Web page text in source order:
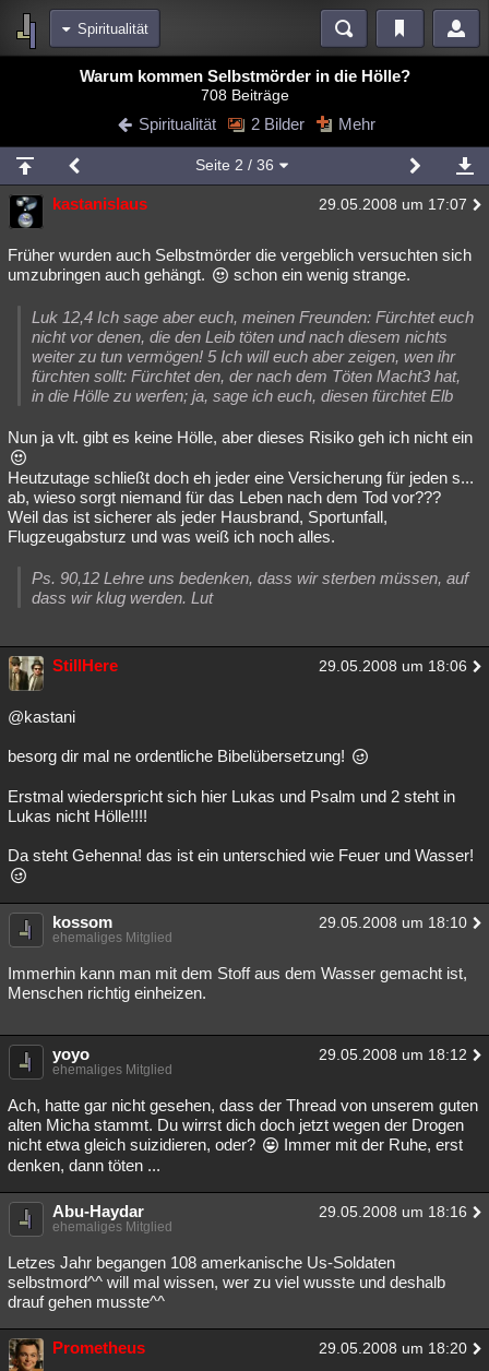
Spiritualität
Blogs Videos
Chat Wiki Neuigkeiten
meine Rubriken
Menschen Wissenschaft Mystery Kriminalfälle
Spiritualität Verschwörungen Technologie Ufologie
weitere Rubriken
Philosophie Träume Orte Esoterik Literatur
Astronomie Helpdesk Gruppen Gaming Filme
Musik Clash Verbesserungen Allmystery English
Übersichten
Besucht Teilgenommen Alle Neue Geschlossen
Warum kommen Selbstmörder in die Hölle?
708 Beiträge
Spiritualität 2 Bilder Mehr
Seite 2 / 36
kastanislaus 29.05.2008 um 17:07
Früher wurden auch Selbstmörder die vergeblich versuchten sich
umzubringen auch gehängt.
schon ein wenig strange.
Luk 12,4 Ich sage aber euch, meinen Freunden: Fürchtet euch
nicht vor denen, die den Leib töten und nach diesem nichts
weiter zu tun vermögen! 5 Ich will euch aber zeigen, wen ihr
fürchten sollt: Fürchtet den, der nach dem Töten Macht3 hat,
in die Hölle zu werfen; ja, sage ich euch, diesen fürchtet Elb
Nun ja vlt. gibt es keine Hölle, aber dieses Risiko geh ich nicht ein
Heutzutage schließt doch eh jeder eine Versicherung für jeden s...
ab, wieso sorgt niemand für das Leben nach dem Tod vor???
Weil das ist sicherer als jeder Hausbrand, Sportunfall,
Flugzeugabsturz und was weiß ich noch alles.
Ps. 90,12 Lehre uns bedenken, dass wir sterben müssen, auf
dass wir klug werden. Lut
StillHere 29.05.2008 um 18:06
@kastani
besorg dir mal ne ordentliche Bibelübersetzung!
Erstmal wiederspricht sich hier Lukas und Psalm und 2 steht in
Lukas nicht Hölle!!!!
Da steht Gehenna! das ist ein unterschied wie Feuer und Wasser!
kossom 29.05.2008 um 18:10
ehemaliges Mitglied
Immerhin kann man mit dem Stoff aus dem Wasser gemacht ist,
Menschen richtig einheizen.
yoyo 29.05.2008 um 18:12
ehemaliges Mitglied
Ach, hatte gar nicht gesehen, dass der Thread von unserem guten
alten Micha stammt. Du wirrst dich doch jetzt wegen der Drogen
nicht etwa gleich suizidieren, oder?
Immer mit der Ruhe, erst
denken, dann töten ...
Abu-Haydar 29.05.2008 um 18:16
ehemaliges Mitglied
Letzes Jahr begangen 108 amerkanische Us-Soldaten
selbstmord^^ will mal wissen, wer zu viel wusste und deshalb
drauf gehen musste^^
Prometheus 29.05.2008 um 18:20